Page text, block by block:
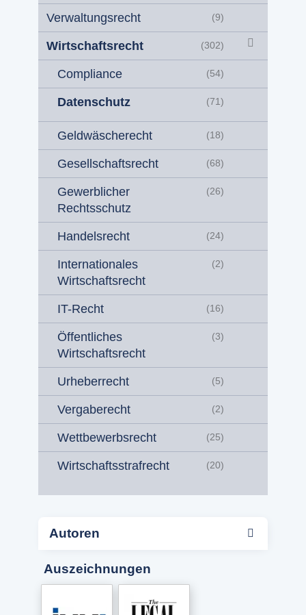
Verwaltungsrecht (9)
Wirtschaftsrecht (302)
Compliance (54)
Datenschutz (71)
Geldwäscherecht (18)
Gesellschaftsrecht (68)
Gewerblicher
Rechtsschutz
(26)
Handelsrecht (24)
Internationales
Wirtschaftsrecht
(2)
IT-Recht (16)
Öffentliches
Wirtschaftsrecht
(3)
Urheberrecht (5)
Vergaberecht (2)
Wettbewerbsrecht (25)
Wirtschaftsstrafrecht (20)
Autoren
Auszeichnungen